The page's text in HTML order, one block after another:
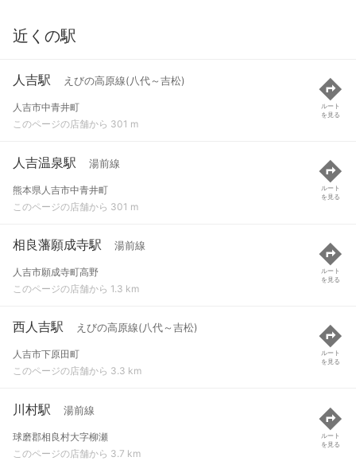
近くの駅
人吉駅 えびの高原線(八代～吉松)
人吉市中青井町
このページの店舗から 301 m
ルート
を見る
人吉温泉駅 湯前線
熊本県人吉市中青井町
このページの店舗から 301 m
ルート
を見る
相良藩願成寺駅 湯前線
人吉市願成寺町高野
このページの店舗から 1.3 km
ルート
を見る
西人吉駅 えびの高原線(八代～吉松)
人吉市下原田町
このページの店舗から 3.3 km
ルート
を見る
川村駅 湯前線
球磨郡相良村大字柳瀬
このページの店舗から 3.7 km
ルート
を見る